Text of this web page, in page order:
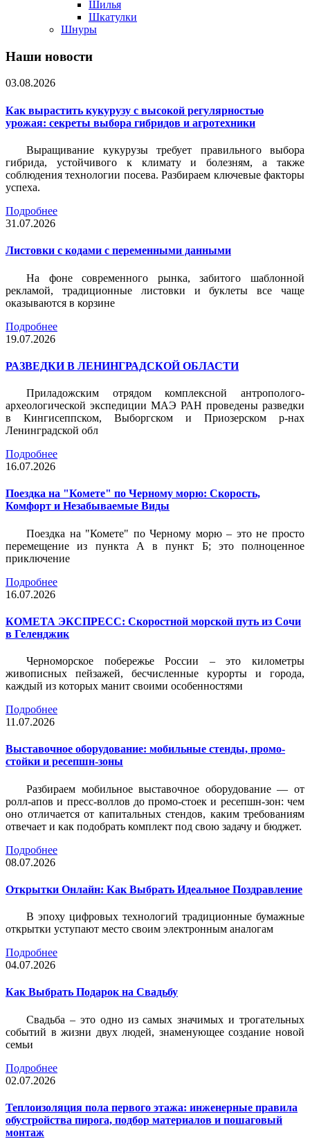
Шилья
Шкатулки
Шнуры
Наши новости
03.08.2026
Как вырастить кукурузу с высокой регулярностью
урожая: секреты выбора гибридов и агротехники
Выращивание кукурузы требует правильного выбора
гибрида, устойчивого к климату и болезням, а также
соблюдения технологии посева. Разбираем ключевые факторы
успеха.
Подробнее
31.07.2026
Листовки c кодами с переменными данными
На фоне современного рынка, забитого шаблонной
рекламой, традиционные листовки и буклеты все чаще
оказываются в корзине
Подробнее
19.07.2026
РАЗВЕДКИ В ЛЕНИНГРАДСКОЙ ОБЛАСТИ
Приладожским отрядом комплексной антрополого-
археологической экспедиции МАЭ РАН проведены разведки
в Кингисеппском, Выборгском и Приозерском р-нах
Ленинградской обл
Подробнее
16.07.2026
Поездка на "Комете" по Черному морю: Скорость,
Комфорт и Незабываемые Виды
Поездка на "Комете" по Черному морю – это не просто
перемещение из пункта А в пункт Б; это полноценное
приключение
Подробнее
16.07.2026
КОМЕТА ЭКСПРЕСС: Скоростной морской путь из Сочи
в Геленджик
Черноморское побережье России – это километры
живописных пейзажей, бесчисленные курорты и города,
каждый из которых манит своими особенностями
Подробнее
11.07.2026
Выставочное оборудование: мобильные стенды, промо-
стойки и ресепшн-зоны
Разбираем мобильное выставочное оборудование — от
ролл-апов и пресс-воллов до промо-стоек и ресепшн-зон: чем
оно отличается от капитальных стендов, каким требованиям
отвечает и как подобрать комплект под свою задачу и бюджет.
Подробнее
08.07.2026
Открытки Онлайн: Как Выбрать Идеальное Поздравление
В эпоху цифровых технологий традиционные бумажные
открытки уступают место своим электронным аналогам
Подробнее
04.07.2026
Как Выбрать Подарок на Свадьбу
Свадьба – это одно из самых значимых и трогательных
событий в жизни двух людей, знаменующее создание новой
семьи
Подробнее
02.07.2026
Теплоизоляция пола первого этажа: инженерные правила
обустройства пирога, подбор материалов и пошаговый
монтаж